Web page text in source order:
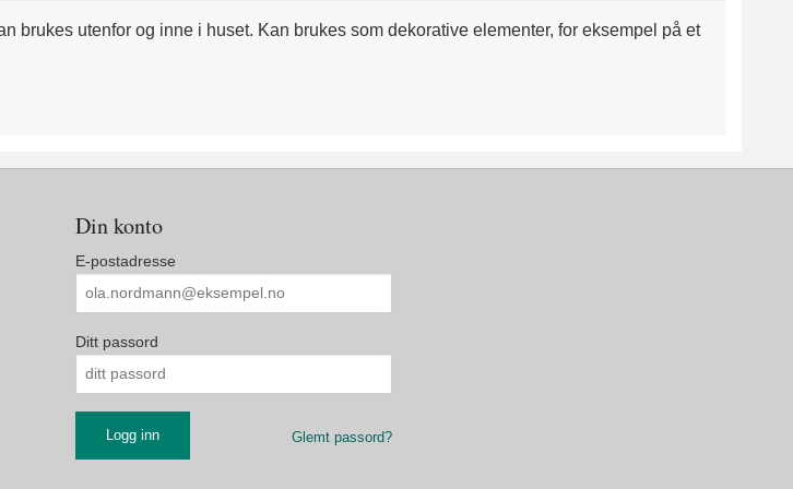
brukes utenfor og inne i huset. Kan brukes som dekorative elementer, for eksempel på et
Din konto
E-postadresse
Ditt passord
Glemt passord?